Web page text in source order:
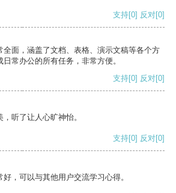
支持[0] 反对[0]
全面，涵盖了文档、表格、演示文稿等各个方
常办公的所有任务，非常方便。
支持[0] 反对[0]
听了让人心旷神怡。
支持[0] 反对[0]
，可以与其他用户交流学习心得。